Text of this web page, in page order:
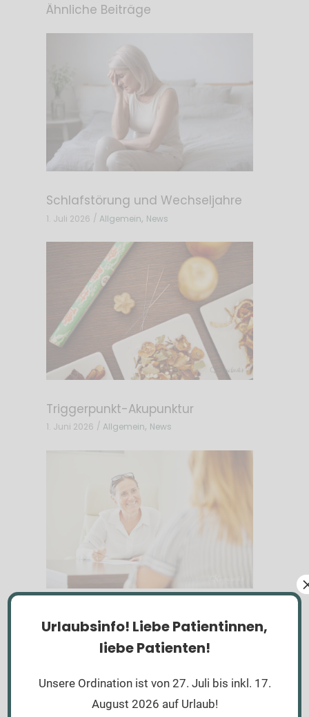
Ähnliche Beiträge
Schlafstörung und Wechseljahre
1. Juli 2026 Allgemein, News
Triggerpunkt-Akupunktur
1. Juni 2026 Allgemein, News
Frühjahrsmüdigkeit
Urlaubsinfo! Liebe Patientinnen,
liebe Patienten!
Unsere Ordination ist von 27. Juli bis inkl. 17.
August 2026 auf Urlaub!